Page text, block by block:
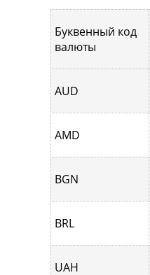
Буквенный код
валюты
AUD
AMD
BGN
BRL
UAH